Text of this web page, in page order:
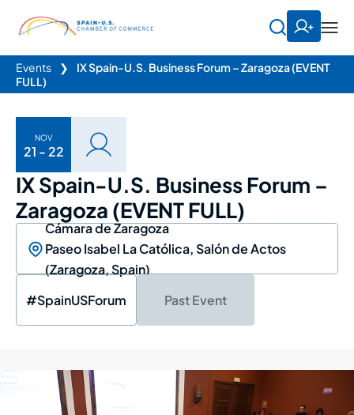
Events ❯
IX Spain-U.S. Business Forum – Zaragoza (EVENT
FULL)
NOV
21 - 22
IX Spain-U.S. Business Forum –
Zaragoza (EVENT FULL)
Cámara de Zaragoza
Paseo Isabel La Católica, Salón de Actos
(Zaragoza, Spain)
#SpainUSForum
Past Event